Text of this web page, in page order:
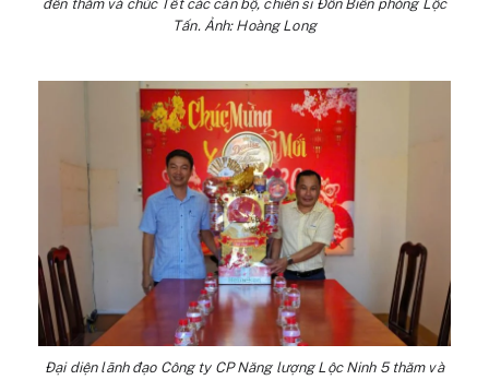
đến thăm và chúc Tết các cán bộ, chiến sĩ Đồn Biên phòng Lộc
Tấn. Ảnh: Hoàng Long
Đại diện lãnh đạo Công ty CP Năng lượng Lộc Ninh 5 thăm và